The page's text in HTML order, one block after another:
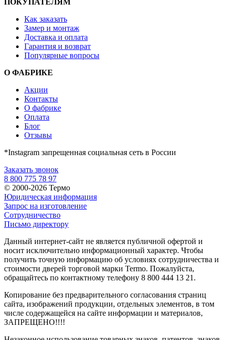
Как заказать
Замер и монтаж
Доставка и оплата
Гарантия и возврат
Популярные вопросы
О ФАБРИКЕ
Акции
Контакты
О фабрике
Оплата
Блог
Отзывы
*Instagram запрещенная социальная сеть в России
Заказать звонок
8 800 775 78 97
© 2000-2026 Термо
Юридическая информация
Запрос на изготовление
Сотрудничество
Письмо директору
Данный интернет-сайт не является публичной офертой и
носит исключительно информационный характер. Чтобы
получить точную информацию об условиях сотрудничества и
стоимости дверей торговой марки Termo. Пожалуйста,
обращайтесь по контактному телефону 8 800 444 13 21.
Копирование без предварительного согласования страниц
сайта, изображений продукции, отдельных элементов, в том
числе содержащейся на сайте информации и материалов,
ЗАПРЕЩЕНО!!!!